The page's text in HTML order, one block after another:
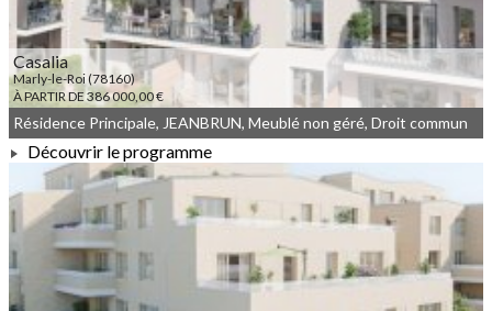
Casalia
Marly-le-Roi (78160)
À PARTIR DE 386 000,00 €
À PARTIR DE 386 000,00 €
Résidence Principale, JEANBRUN, Meublé non géré, Droit commun
Découvrir le programme